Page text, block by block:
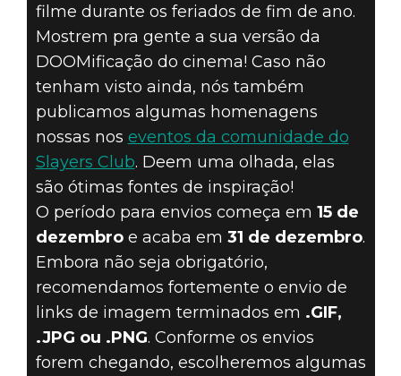
filme durante os feriados de fim de ano.
Mostrem pra gente a sua versão da
DOOMificação do cinema! Caso não
tenham visto ainda, nós também
publicamos algumas homenagens
nossas nos eventos da comunidade do
Slayers Club. Deem uma olhada, elas
são ótimas fontes de inspiração!
O período para envios começa em 15 de
dezembroe acaba em 31 de dezembro.
Embora não seja obrigatório,
recomendamos fortemente o envio de
links de imagem terminados em .GIF,
.JPG ou .PNG. Conforme os envios
forem chegando, escolheremos algumas